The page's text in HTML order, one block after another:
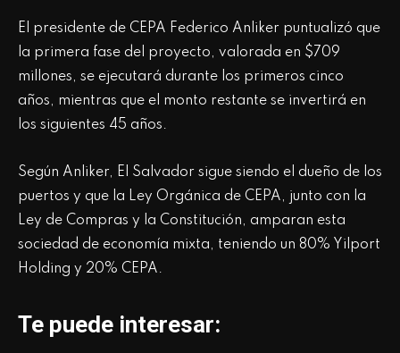
El presidente de CEPA Federico Anliker puntualizó que
la primera fase del proyecto, valorada en $709
millones, se ejecutará durante los primeros cinco
años, mientras que el monto restante se invertirá en
los siguientes 45 años.
Según Anliker, El Salvador sigue siendo el dueño de los
puertos y que la Ley Orgánica de CEPA, junto con la
Ley de Compras y la Constitución, amparan esta
sociedad de economía mixta, teniendo un 80% Yilport
Holding y 20% CEPA.
Te puede interesar: